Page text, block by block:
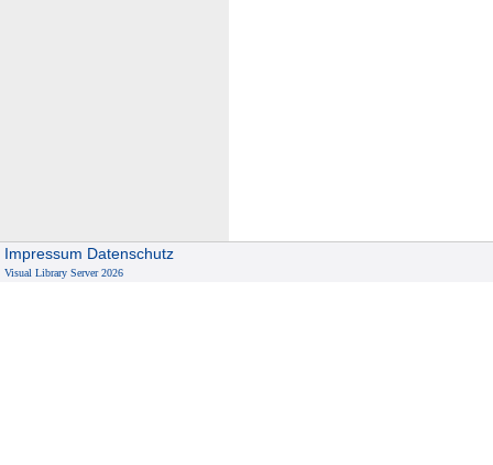
Impressum Datenschutz
Visual Library Server 2026